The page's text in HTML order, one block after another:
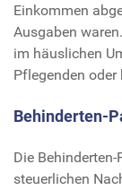
Einkommen
Ausgaben
im häuslichen
Pflegenden
Behinderten-
Die
steuerlichen